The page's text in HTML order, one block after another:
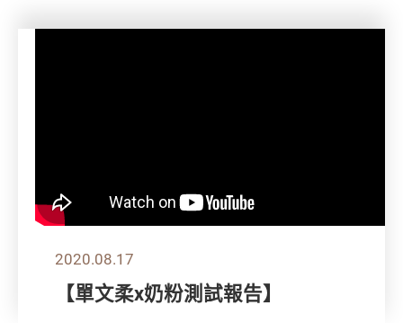
2020.08.17
【單文柔x奶粉測試報告】